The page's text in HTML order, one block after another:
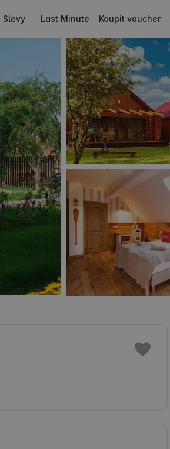
Slevy Last Minute Koupit voucher